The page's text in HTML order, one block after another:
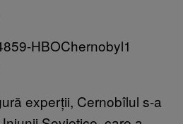
experții, Cernobîlul s-a